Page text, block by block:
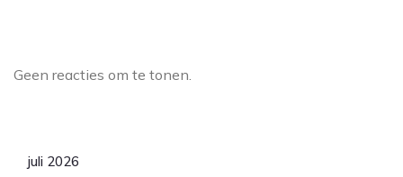
Geen reacties om te tonen.
juli 2026